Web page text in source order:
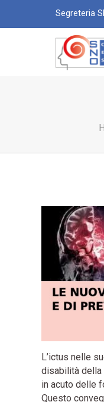
Segreteria
L’ictus nelle
disabilità della
in acuto delle
Questo